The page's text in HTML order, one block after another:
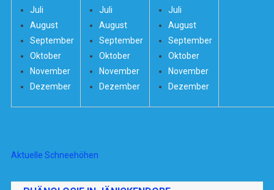
Juli
August
September
Oktober
November
Dezember
Juli
August
September
Oktober
November
Dezember
Juli
August
September
Oktober
November
Dezember
Aktuelle Schneehöhen